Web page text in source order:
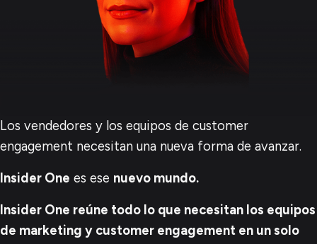
Los vendedores y los equipos de customer
engagement necesitan una nueva forma de avanzar.
Insider One es ese nuevo mundo.
Insider One reúne todo lo que necesitan los equipos
de marketing y customer engagement en un solo